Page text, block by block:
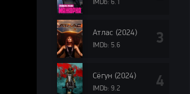
IMDb: 6.1
Атлас (2024)
IMDb: 5.6
Сёгун (2024)
IMDb: 9.2